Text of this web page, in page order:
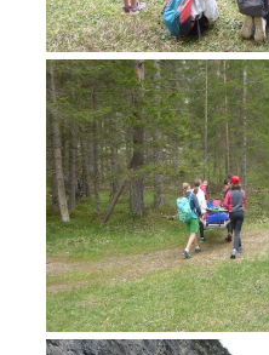
Jahresberichte